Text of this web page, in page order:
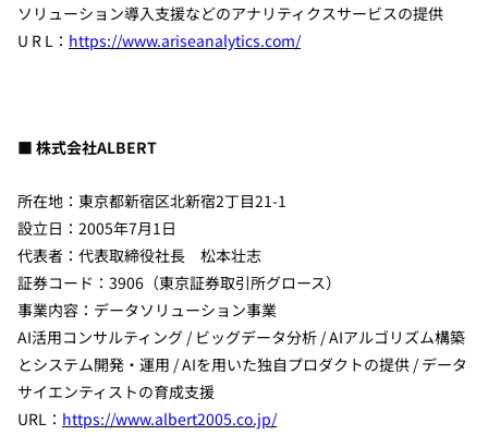
ソリューション導入支援などのアナリティクスサービスの提供
U R L： https://www.ariseanalytics.com/
■ 株式会社ALBERT
所在地：東京都新宿区北新宿2丁目21-1
設立日：2005年7月1日
代表者：代表取締役社長 松本壮志
証券コード： 3906 （東京証券取引所グロース）
事業内容：データソリューション事業
AI活用コンサルティング / ビッグデータ分析 /AIアルゴリズム構築
とシステム開発・運用 / AIを用いた独自プロダクトの提供 /データ
サイエンティストの育成支援
URL： https://www.albert2005.co.jp/